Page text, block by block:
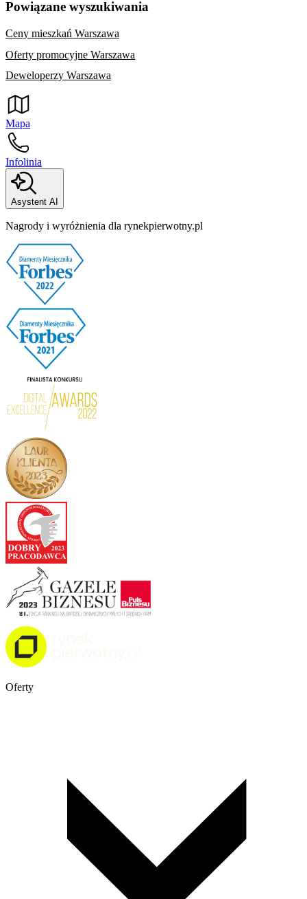
Powiązane wyszukiwania
Ceny mieszkań Warszawa
Oferty promocyjne Warszawa
Deweloperzy Warszawa
Mapa
Infolinia
Asystent AI
Nagrody i wyróżnienia dla rynekpierwotny.pl
Oferty